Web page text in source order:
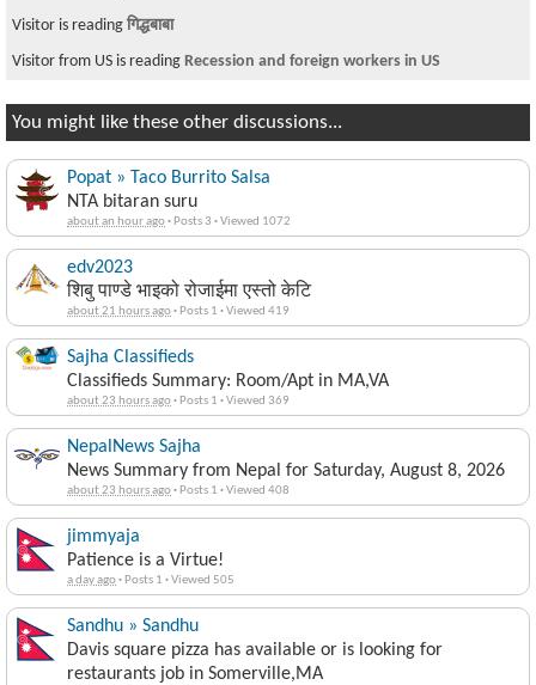
Visitor is reading गिद्धबाबा
Visitor from US is reading Recession and foreign workers in US
You might like these other discussions...
Popat » Taco Burrito Salsa
NTA bitaran suru
about an hour ago· Posts 3 ·Viewed 1072
edv2023
शिबु पाण्डे भाइको रोजाईमा एस्तो केटि
about 21 hours ago· Posts 1 ·Viewed 419
Sajha Classifieds
Classifieds Summary: Room/Apt in MA,VA
about 23 hours ago· Posts 1 ·Viewed 369
NepalNews Sajha
News Summary from Nepal for Saturday, August 8, 2026
about 23 hours ago· Posts 1 ·Viewed 408
jimmyaja
Patience is a Virtue!
a day ago· Posts 1 ·Viewed 505
Sandhu » Sandhu
Davis square pizza has available or is looking for
restaurants job in Somerville,MA